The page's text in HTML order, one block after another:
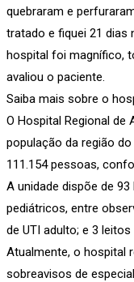
quebraram e
tratado e fiquei 21 dias
hospital foi magnífico,
avaliou o paciente.
Saiba mais sobre o
O Hospital Regional de
população da região
111.154 pessoas,
A unidade dispõe de
pediátricos, entre
de UTI adulto; e 3
Atualmente, o hospital
sobreavisos de